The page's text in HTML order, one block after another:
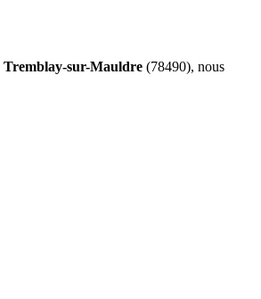
Tremblay-sur-Mauldre (78490), nous